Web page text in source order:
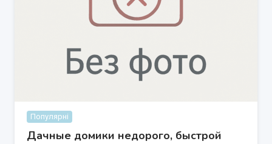
Популярні
Дачные домики недорого, быстрой